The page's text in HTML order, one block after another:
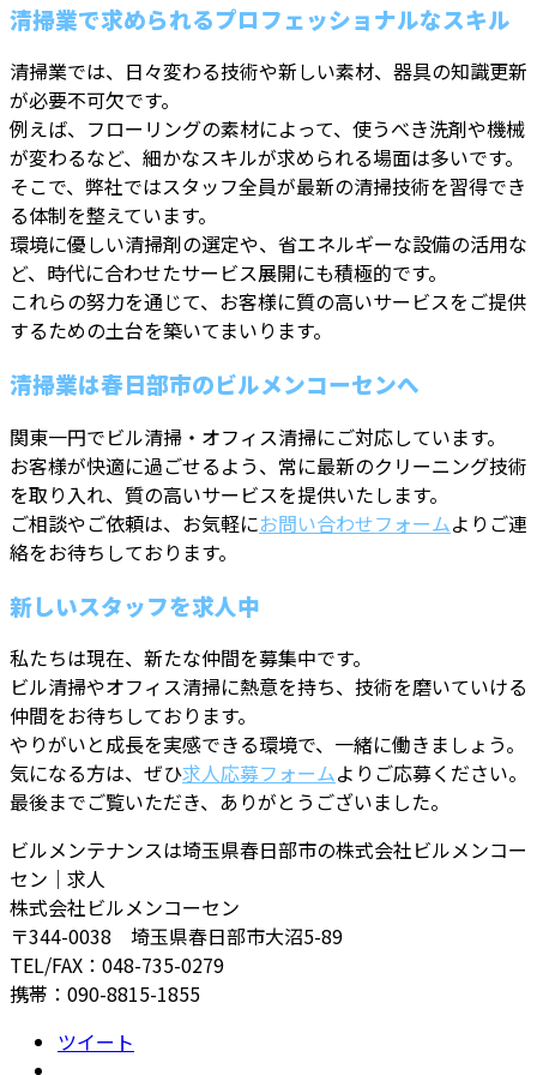
清掃業で求められるプロフェッショナルなスキル
清掃業では、日々変わる技術や新しい素材、器具の知識更新
が必要不可欠です。
例えば、フローリングの素材によって、使うべき洗剤や機械
が変わるなど、細かなスキルが求められる場面は多いです。
そこで、弊社ではスタッフ全員が最新の清掃技術を習得でき
る体制を整えています。
環境に優しい清掃剤の選定や、省エネルギーな設備の活用な
ど、時代に合わせたサービス展開にも積極的です。
これらの努力を通じて、お客様に質の高いサービスをご提供
するための土台を築いてまいります。
清掃業は春日部市のビルメンコーセンへ
関東一円でビル清掃・オフィス清掃にご対応しています。
お客様が快適に過ごせるよう、常に最新のクリーニング技術
を取り入れ、質の高いサービスを提供いたします。
ご相談やご依頼は、お気軽にお問い合わせフォームよりご連
絡をお待ちしております。
新しいスタッフを求人中
私たちは現在、新たな仲間を募集中です。
ビル清掃やオフィス清掃に熱意を持ち、技術を磨いていける
仲間をお待ちしております。
やりがいと成長を実感できる環境で、一緒に働きましょう。
気になる方は、ぜひ求人応募フォームよりご応募ください。
最後までご覧いただき、ありがとうございました。
ビルメンテナンスは埼玉県春日部市の株式会社ビルメンコー
セン｜求人
株式会社ビルメンコーセン
〒344-0038 埼玉県春日部市大沼5-89
TEL/FAX：048-735-0279
携帯：090-8815-1855
ツイート